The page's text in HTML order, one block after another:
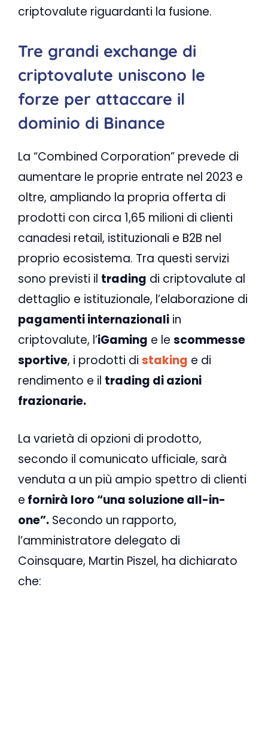
criptovalute riguardanti la fusione.
Tre grandi exchange di
criptovalute uniscono le
forze per attaccare il
dominio di Binance
La “Combined Corporation” prevede di
aumentare le proprie entrate nel 2023 e
oltre, ampliando la propria offerta di
prodotti con circa 1,65 milioni di clienti
canadesi retail, istituzionali e B2B nel
proprio ecosistema. Tra questi servizi
sono previsti il trading di criptovalute al
dettaglio e istituzionale, l’elaborazione di
pagamenti internazionali in
criptovalute, l’iGaming e le scommesse
sportive, i prodotti di staking e di
rendimento e il trading di azioni
frazionarie.
La varietà di opzioni di prodotto,
secondo il comunicato ufficiale, sarà
venduta a un più ampio spettro di clienti
e fornirà loro “una soluzione all-in-
one”. Secondo un rapporto,
l’amministratore delegato di
Coinsquare, Martin Piszel, ha dichiarato
che: